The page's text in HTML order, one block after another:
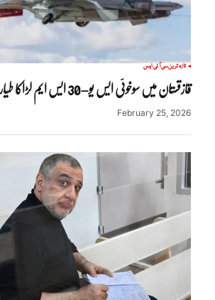
تازہ ترینسی آئی ایس
قازقستان میں سوخوئی ایس یو–30 ایس ایم لڑاکا طیارہ گر کر تباہ
February 25, 2026